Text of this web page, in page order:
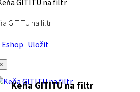
GITITU na filtr
Uložit
Keňa GITITU na filtr